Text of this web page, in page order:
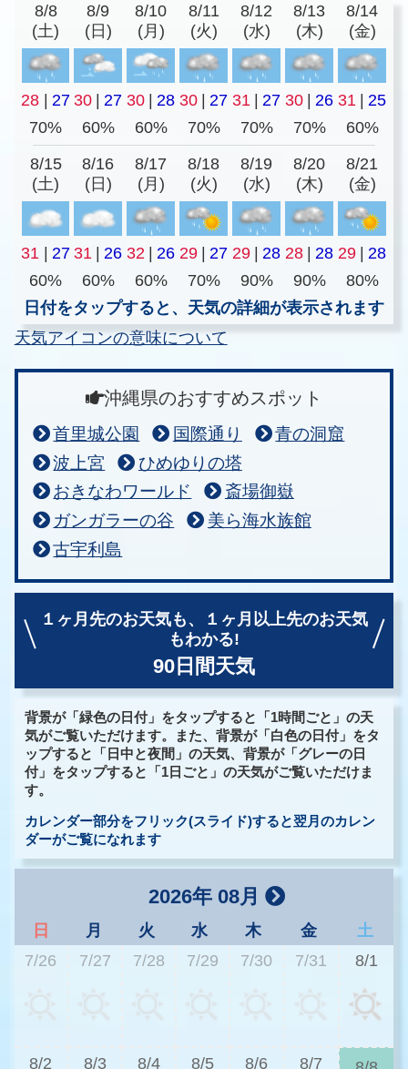
8/8
(土)
8/9
(日)
8/10
(月)
8/11
(火)
8/12
(水)
8/13
(木)
8/14
(金)
28 | 27 30 | 27 30 | 28 30 | 27 31 | 27 30 | 26 31 | 25
70%
60% 60% 70% 70% 70% 60%
8/15
(土)
8/16
(日)
8/17
(月)
8/18
(火)
8/19
(水)
8/20
(木)
8/21
(金)
31 | 27 31 | 26 32 | 26 29 | 27 29 | 28 28 | 28 29 | 28
60%
60% 60% 70% 90% 90%
80%
日付をタップすると、天気の詳細が表示されます
天気アイコンの意味について
沖縄県のおすすめスポット
首里城公園 国際通り
青の洞窟
波上宮
ひめゆりの塔
おきなわワールド
斎場御嶽
ガンガラーの谷
美ら海水族館
古宇利島
１ヶ月先のお天気も、
１ヶ月以上先のお天気
もわかる!
90日間天気
背景が「緑色の日付」をタップすると「1時間ごと」の天
気がご覧いただけます。また、背景が「白色の日付」をタ
ップすると「日中と夜間」の天気、背景が「グレーの日
付」をタップすると「1日ごと」の天気がご覧いただけま
す。
カレンダー部分をフリック(スライド)すると翌月のカレン
ダーがご覧になれます
2026年 08月
日 月 火 水 木 金
土
7/26
7/27 7/28 7/29 7/30 7/31 8/1
8/2 8/3 8/4 8/5 8/6 8/7